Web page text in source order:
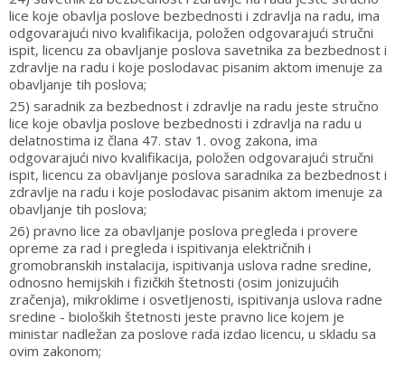
lice koje obavlja poslove bezbednosti i zdravlja na radu, ima
odgovarajući nivo kvalifikacija, položen odgovarajući stručni
ispit, licencu za obavljanje poslova savetnika za bezbednost i
zdravlje na radu i koje poslodavac pisanim aktom imenuje za
obavljanje tih poslova;
25) saradnik za bezbednost i zdravlje na radu jeste stručno
lice koje obavlja poslove bezbednosti i zdravlja na radu u
delatnostima iz člana 47. stav 1. ovog zakona, ima
odgovarajući nivo kvalifikacija, položen odgovarajući stručni
ispit, licencu za obavljanje poslova saradnika za bezbednost i
zdravlje na radu i koje poslodavac pisanim aktom imenuje za
obavljanje tih poslova;
26) pravno lice za obavljanje poslova pregleda i provere
opreme za rad i pregleda i ispitivanja električnih i
gromobranskih instalacija, ispitivanja uslova radne sredine,
odnosno hemijskih i fizičkih štetnosti (osim jonizujućih
zračenja), mikroklime i osvetljenosti, ispitivanja uslova radne
sredine - bioloških štetnosti jeste pravno lice kojem je
ministar nadležan za poslove rada izdao licencu, u skladu sa
ovim zakonom;